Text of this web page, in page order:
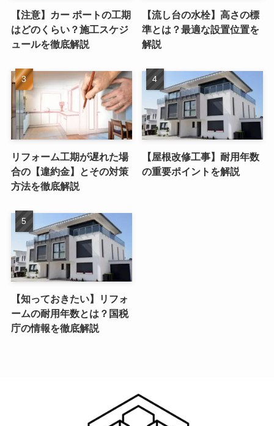
【注意】カー ポートの工期
はどのくらい？施工スケジ
ュールを徹底解説
【流し台の水栓】高さの標
準とは？最適な設置位置を
解説
リフォーム工期が遅れた場
合の【違約金】とその対策
方法を徹底解説
【屋根改修工事】耐用年数
の重要ポイントを解説
【知っておきたい】リフォ
ームの耐用年数とは？国税
庁の情報を徹底解説